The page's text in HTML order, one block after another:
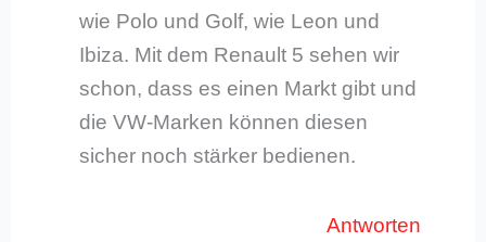
wie Polo und Golf, wie Leon und
Ibiza. Mit dem Renault 5 sehen wir
schon, dass es einen Markt gibt und
die VW-Marken können diesen
sicher noch stärker bedienen.
Antworten